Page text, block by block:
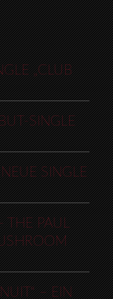
„CLUB
SINGLE
SINGLE
THE PAUL
– EIN